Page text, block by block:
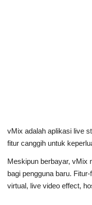
vMix adalah aplikasi live
fitur canggih untuk
Meskipun berbayar, vMix
bagi pengguna baru.
virtual, live video effect,